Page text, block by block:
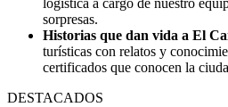
logística a cargo de nuestro
sorpresas.
Historias que dan vida a El
turísticas con relatos y
certificados que conocen la
DESTACADOS